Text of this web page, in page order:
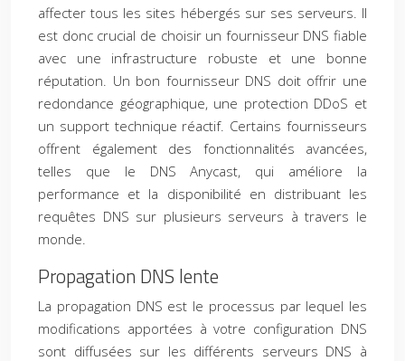
affecter tous les sites hébergés sur ses serveurs. Il
est donc crucial de choisir un fournisseur DNS fiable
avec une infrastructure robuste et une bonne
réputation. Un bon fournisseur DNS doit offrir une
redondance géographique, une protection DDoS et
un support technique réactif. Certains fournisseurs
offrent également des fonctionnalités avancées,
telles que le DNS Anycast, qui améliore la
performance et la disponibilité en distribuant les
requêtes DNS sur plusieurs serveurs à travers le
monde.
Propagation DNS lente
La propagation DNS est le processus par lequel les
modifications apportées à votre configuration DNS
sont diffusées sur les différents serveurs DNS à